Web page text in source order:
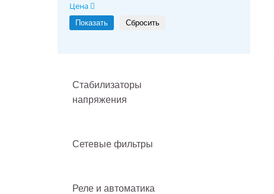
Цена
Стабилизаторы
напряжения
Сетевые фильтры
Реле и автоматика